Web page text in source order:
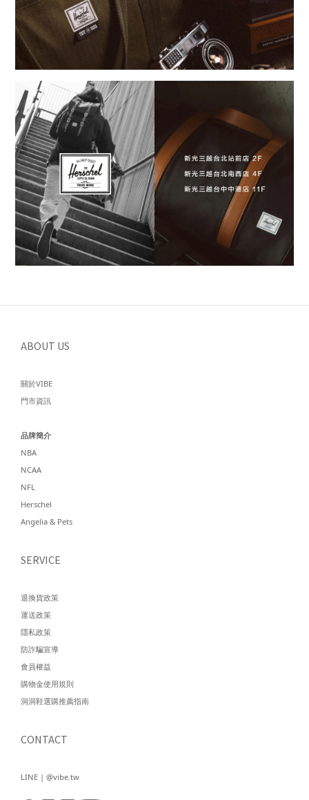
ABOUT US
關於VIBE
門市資訊
品牌簡介
NBA
NCAA
NFL
Herschel
Angelia & Pets
SERVICE
退換貨政策
運送政策
隱私政策
防詐騙宣導
會員權益
購物金使用規則
洞洞鞋選購推薦指南
CONTACT
LINE | @vibe.tw